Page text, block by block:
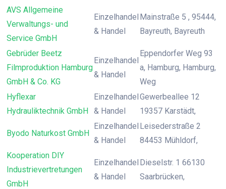
AVS Allgemeine
Verwaltungs- und
Service GmbH
Einzelhandel
& Handel
Mainstraße 5 , 95444,
Bayreuth, Bayreuth
Gebrüder Beetz
Filmproduktion Hamburg
GmbH & Co. KG
Einzelhandel
& Handel
Eppendorfer Weg 93
a, Hamburg, Hamburg,
Weg
Hyflexar
Hydrauliktechnik GmbH
Einzelhandel
& Handel
Gewerbeallee 12
19357 Karstädt,
Byodo Naturkost GmbH
Einzelhandel
& Handel
Leisederstraße 2
84453 Mühldorf,
Kooperation DIY
Industrievertretungen
GmbH
Einzelhandel
& Handel
Dieselstr. 1 66130
Saarbrücken,